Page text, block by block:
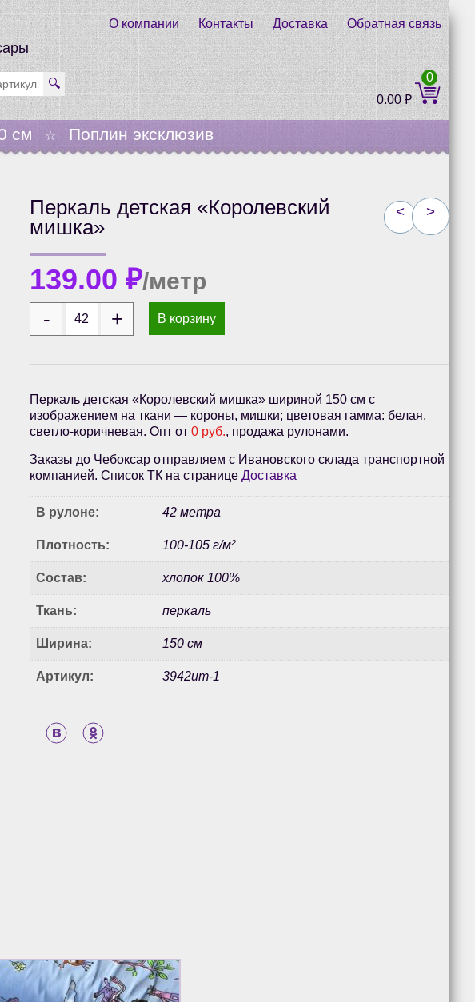
О компании Контакты Доставка
Обратная связь
🔍
0.00₽
0
см ☆ Поплин эксклюзив
< >
Перкаль детская «Королевский
мишка»
139.00₽/метр
В корзину
Перкаль детская «Королевский мишка» шириной 150 см с
изображением на ткани — короны, мишки; цветовая гамма: белая,
светло-коричневая. Опт от0 руб., продажа рулонами.
Заказы до Чебоксар отправляем с Ивановского склада транспортной
компанией. Список ТК на страницеДоставка
В рулоне: 42 метра
Плотность: 100-105 г/м²
Состав: хлопок 100%
Ткань: перкаль
Ширина: 150 см
Артикул: 3942ит-1